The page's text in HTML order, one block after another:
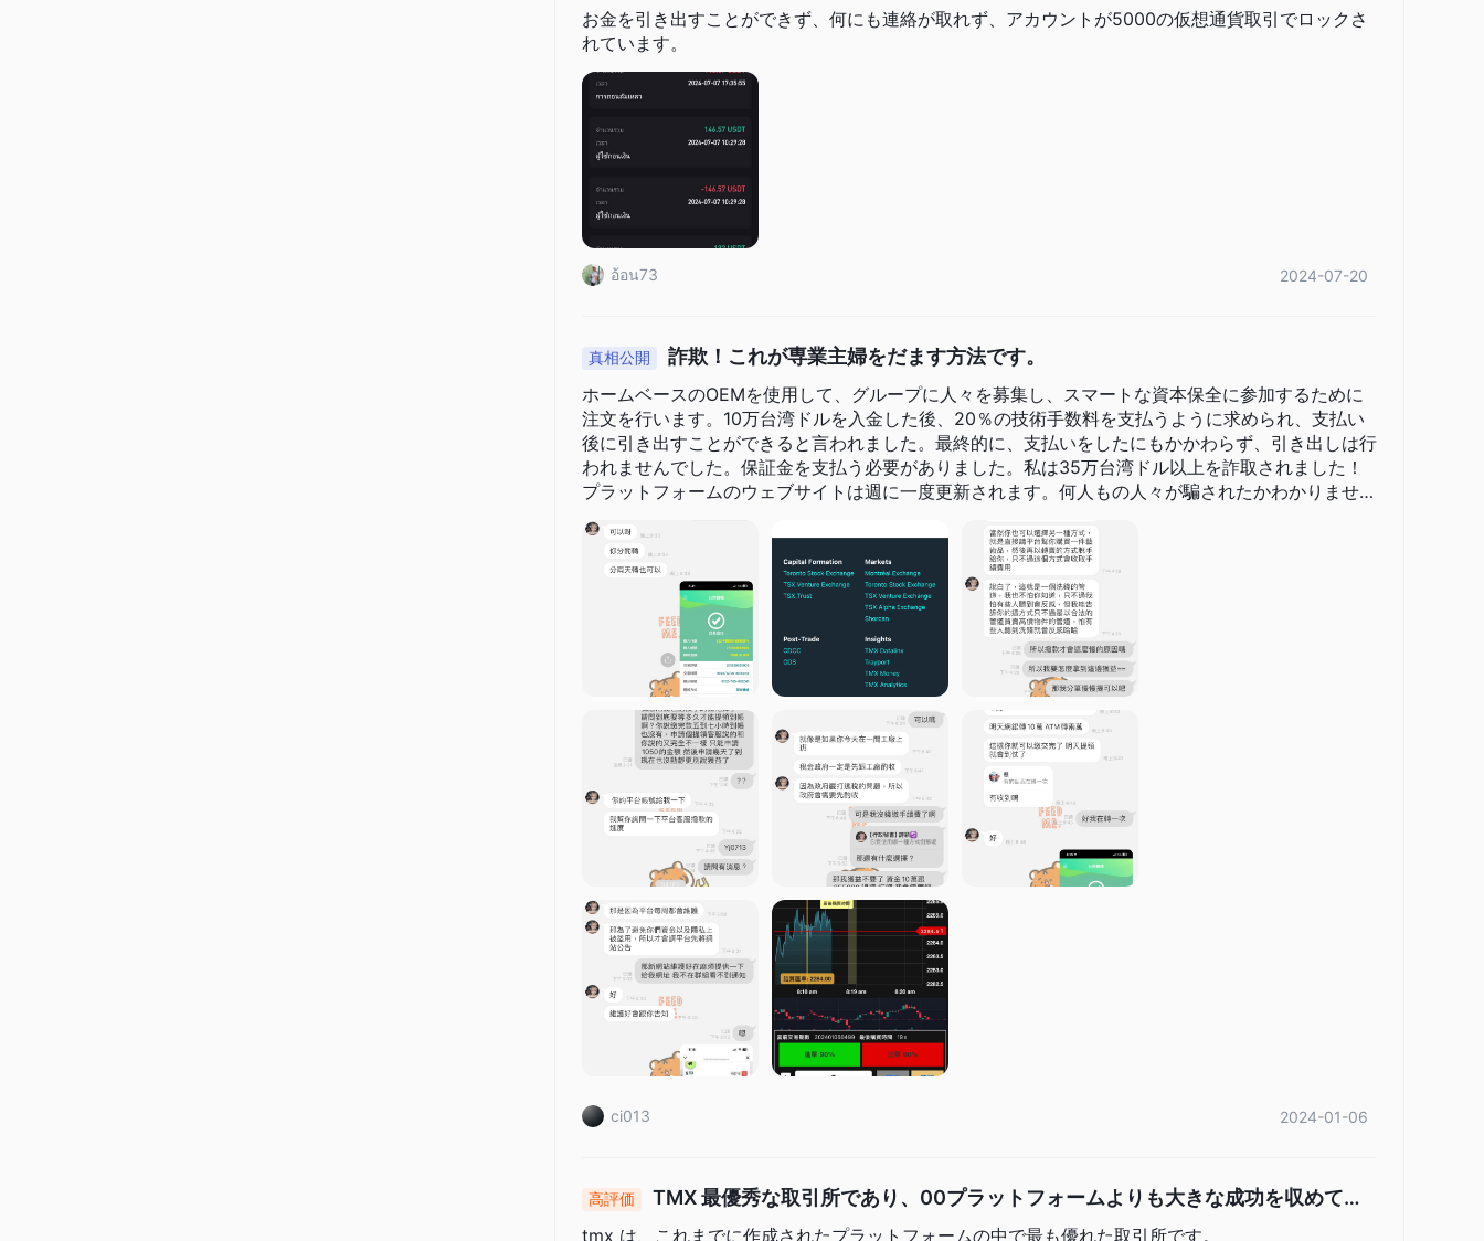
TMXや他のプラットフォームのような金融会社の安全性を考える際には、徹底的な調査を行い、さまざまな要素を考慮す
ることが重要です。金融会社の信頼性と安全性を評価するために、以下の手順を踏むことができます。
ーに包括的な保護の保証がないことを意味し、潜在的なリスクを示しています。
ユーザーフィードバック：
の関与を検討する前に調査を行うよう呼びかけています。
ティ監査、厳格なアクセス制御などの堅牢なセキュリティ対策を通じて、クライアントデータの保護を確保しています。
最終的に、TMXとの取引は個人の決定です。結論に至る前に、リスクと利益を十分に評価することが重要です。
TMXは、さまざまな資産クラスにわたるデリバティブの包括的な範囲を提供し、投資家やトレーダーの多様なニーズに対
応しています。
金利デリバティブでは、1か月のCORRA先物、3か月のカナダ銀行受入先手形先物、カナダ政府債券先物など、さまざま
な満期日を持つ先物契約を提供しています。さらに、これらの先物に対するオプションはさらなる柔軟性を提供していま
す。
株式デリバティブ
では、TMXは株式オプション、ウィークリーオプション、上場投資信託（ETF）オプション、株式先
物などのオプションを提供しています。
通貨デリバティブ では、米ドルに対するオプションがあり、投資家は通貨リスクをヘッジすることができます。
指数デリバティブには、S&P/TSX 60指数やS&P/TSX 60 ESG指数、S&P/TSX 60配当指数などの主要な指数に対する先
物とオプションが含まれています。
最後に、TMXはビットコイン価格指数に基づく先物契約を含む 仮想通貨デリバティブ
の高まりに対応しています。
アカウント
TMXは、トレーダーのスキルレベルに合わせて、シミュレーションアカウントとライブアカウントの両方を提供していま
シミュレーションアカウント
は、実際の資本をリスクにさらすことなく、トレーディング戦略を練習し、さまざまな
オプションを試して貴重な経験を積むためのリスクフリーな環境を提供します。これにより、初心者トレーダーはオプシ
ョン取引の複雑さを学び、市場のダイナミクスを理解し、シミュレートされたが現実的な環境でトレーディングスキルを
開発することができます。
一方、 ライブアカウント
では、トレーダーは実際の市場で実際の取引を行うことができ、TMXが提供するさまざまなオ
プション契約や他の金融商品にアクセスすることができます。ライブアカウントを使用することで、経験豊富なトレーダ
ーは自分の戦略を実行し、ポートフォリオを管理し、実際の市場環境で利益を上げることができます。
アカウントを開く方法？
Webfoxでアカウントを開くには、以下の手順に従う必要があります：
Webfoxのウェブサイトを訪問し、メインページの右上隅にある「ログイン/登録」ボタンを見つけてクリックし、「登
録」を選択します。
メール、ID、住所の証明、銀行口座など、必要な個人情報を入力して申請を開始します。
アカウントが承認されると、投資の設定と取引を開始することができます。
手数料
お金を引き出すことができず、何にも連絡が取れず、アカウントが5000の仮想通貨取引でロックさ
れています。
อ้อน73 2024-07-20
真相公開 詐欺！これが専業主婦をだます方法です。
ホームベースのOEMを使用して、グループに人々を募集し、スマートな資本保全に参加するために
注文を行います。10万台湾ドルを入金した後、20％の技術手数料を支払うように求められ、支払い
後に引き出すことができると言われました。最終的に、支払いをしたにもかかわらず、引き出しは行
われませんでした。保証金を支払う必要がありました。私は35万台湾ドル以上を詐取されました！
プラットフォームのウェブサイトは週に一度更新されます。何人もの人々が騙されたかわかりませ
ん！http://hre.marketrwq.com ただし、以下の紹介はTMXに関するものです。
ci013 2024-01-06
高評価
TMX 最優秀な取引所であり、00プラットフォームよりも大きな成功を収めてい
tmx は、これまでに作成されたプラットフォームの中で最も優れた取引所です。